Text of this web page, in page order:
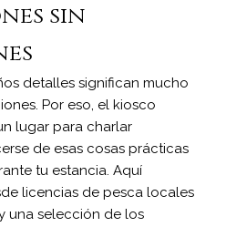
sin
detalles significan mucho
Por eso, el kiosco
lugar para charlar
de esas cosas prácticas
tu estancia. Aquí
licencias de pesca locales
una selección de los